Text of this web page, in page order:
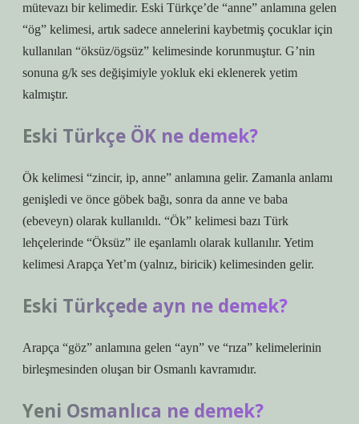
mütevazı bir kelimedir. Eski Türkçe’de “anne” anlamına gelen
“ög” kelimesi, artık sadece annelerini kaybetmiş çocuklar için
kullanılan “öksüz/ögsüz” kelimesinde korunmuştur. G’nin
sonuna g/k ses değişimiyle yokluk eki eklenerek yetim
kalmıştır.
Eski Türkçe ÖK ne demek?
Ök kelimesi “zincir, ip, anne” anlamına gelir. Zamanla anlamı
genişledi ve önce göbek bağı, sonra da anne ve baba
(ebeveyn) olarak kullanıldı. “Ök” kelimesi bazı Türk
lehçelerinde “Öksüz” ile eşanlamlı olarak kullanılır. Yetim
kelimesi Arapça Yet’m (yalnız, biricik) kelimesinden gelir.
Eski Türkçede ayn ne demek?
Arapça “göz” anlamına gelen “ayn” ve “rıza” kelimelerinin
birleşmesinden oluşan bir Osmanlı kavramıdır.
Yeni Osmanlıca ne demek?